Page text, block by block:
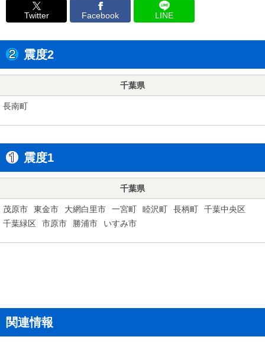
Twitter Facebook LINE
震度2
千葉県
長南町
震度1
千葉県
茂原市 東金市 大網白里市 一宮町 睦沢町 長柄町
千葉中央区
千葉緑区
市原市 勝浦市 いすみ市
関連情報